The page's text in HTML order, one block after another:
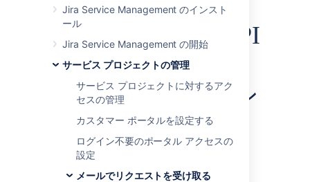
Jira Service Management のインスト
ール
Jira Service Management の開始
サービス プロジェクトの管理
サービス プロジェクトに対するアク
セスの管理
カスタマー ポータルを設定する
ログイン不要のポータル アクセスの
設定
メールでリクエストを受け取る
Microsoft Graph API
プロトコルを使用
してメール チャン
ネルをセットアッ
プする